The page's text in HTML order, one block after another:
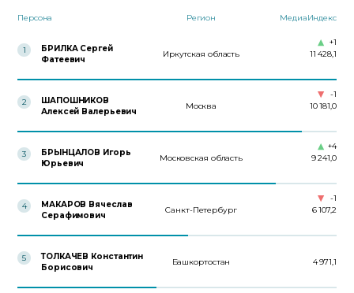
Персона Регион МедиаИндекс
1
БРИЛКА Сергей
Фатеевич
Иркутская область 11 428,1
+1
2
ШАПОШНИКОВ
Алексей Валерьевич
Москва 10 181,0
-1
3
БРЫНЦАЛОВ Игорь
Юрьевич
Московская область 9 241,0
+4
4
МАКАРОВ Вячеслав
Серафимович
Санкт-Петербург 6 107,2
-1
5
ТОЛКАЧЕВ Константин
Борисович
Башкортостан 4 971,1